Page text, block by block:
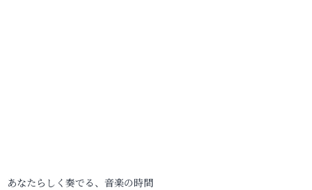
あなたらしく奏でる、音楽の時間